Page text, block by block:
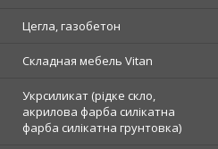
Цегла, газобетон
Складная мебель Vitan
Укрсиликат (рідке скло,
акрилова фарба силікатна
фарба силікатна грунтовка)